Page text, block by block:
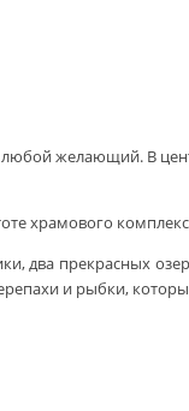
желающий. В
храмового
два прекрасных
и рыбки,